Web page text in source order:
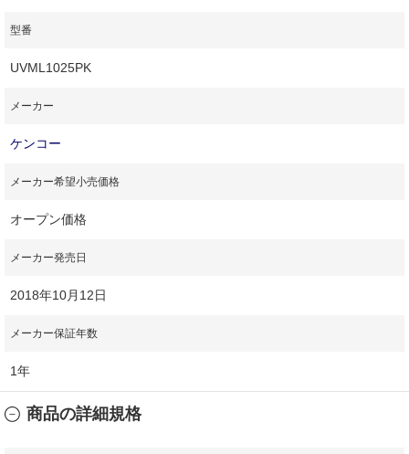
型番
UVML1025PK
メーカー
ケンコー
メーカー希望小売価格
オープン価格
メーカー発売日
2018年10月12日
メーカー保証年数
1年
商品の詳細規格